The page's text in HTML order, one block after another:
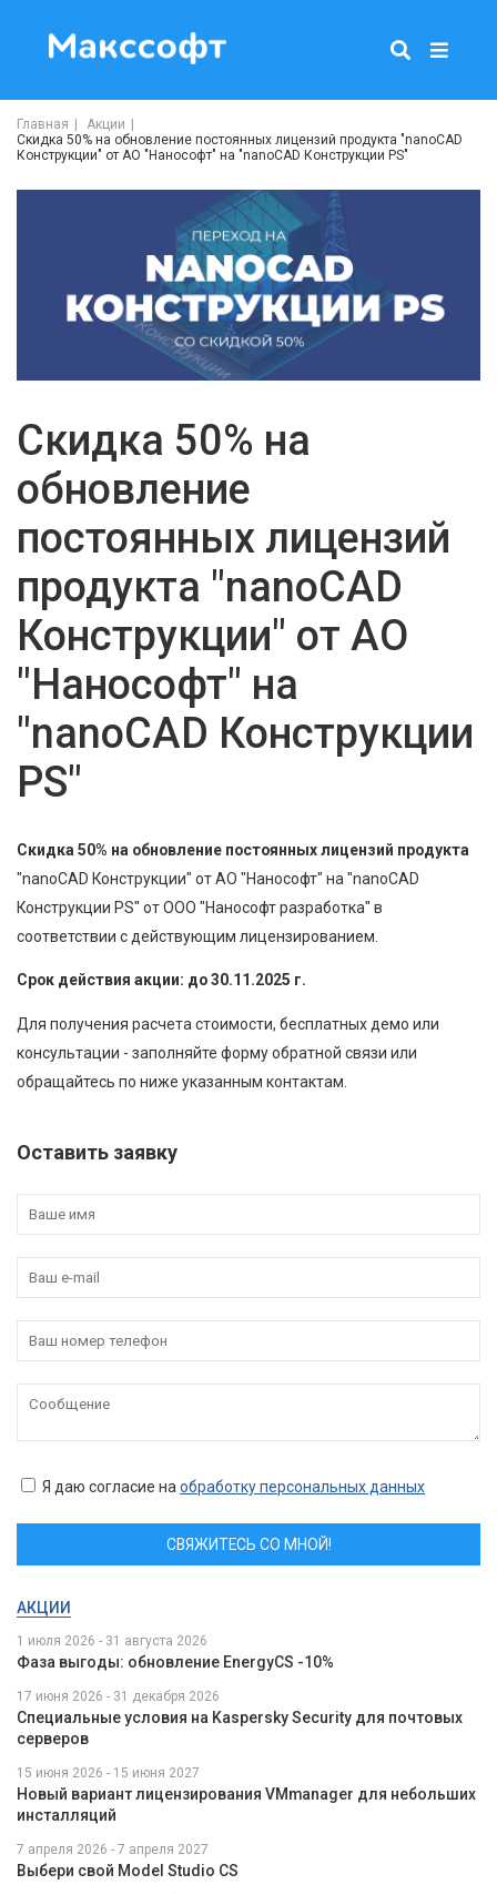
Главная
Акции
Скидка 50% на обновление постоянных лицензий продукта "nanoCAD
Конструкции" от АО "Нанософт" на "nanoCAD Конструкции PS"
АКЦИИ
1 июля 2026 - 31 августа 2026
Фаза выгоды: обновление EnergyCS -10%
17 июня 2026 - 31 декабря 2026
Специальные условия на Kaspersky Security для почтовых
серверов
15 июня 2026 - 15 июня 2027
Новый вариант лицензирования VMmanager для небольших
инсталляций
7 апреля 2026 - 7 апреля 2027
Выбери свой Model Studio CS
Скидка 50% на
обновление
постоянных лицензий
продукта "nanoCAD
Конструкции" от АО
"Нанософт" на
"nanoCAD Конструкции
PS"
Скидка 50% на обновление постоянных лицензий продукта
"nanoCAD Конструкции" от АО "Нанософт" на "nanoCAD
Конструкции PS" от ООО "Нанософт разработка" в
соответствии с действующим лицензированием.
Срок действия акции: до 30.11.2025 г.
Для получения расчета стоимости, бесплатных демо или
консультации - заполняйте форму обратной связи или
обращайтесь по ниже указанным контактам.
Оставить заявку
Я даю согласие на обработку персональных данных
СВЯЖИТЕСЬ СО МНОЙ!